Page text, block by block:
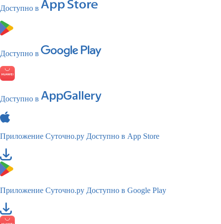
Доступно в
Доступно в
Доступно в
Приложение Суточно.ру Доступно в App Store
Приложение Суточно.ру Доступно в Google Play